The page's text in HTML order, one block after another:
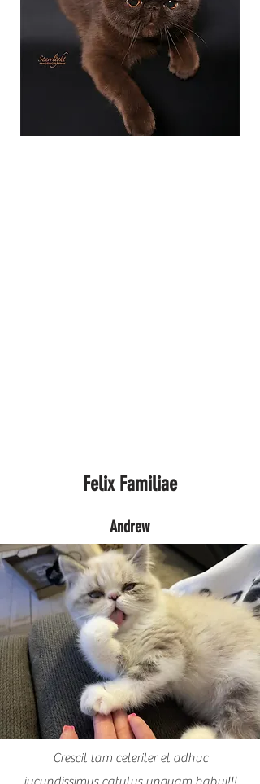
Felix Familiae
Andrew
Crescit tam celeriter et adhuc